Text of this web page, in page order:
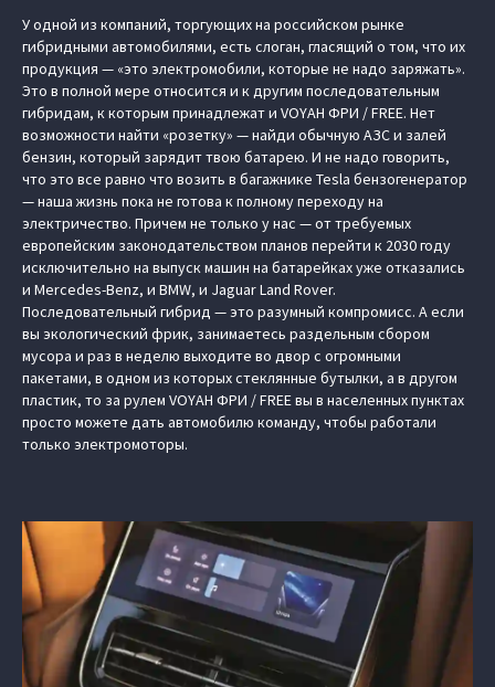
У одной из компаний, торгующих на российском рынке
гибридными автомобилями, есть слоган, гласящий о том, что их
продукция — «это электромобили, которые не надо заряжать».
Это в полной мере относится и к другим последовательным
гибридам, к которым принадлежат и VOYAH ФРИ / FREE. Нет
возможности найти «розетку» — найди обычную АЗС и залей
бензин, который зарядит твою батарею. И не надо говорить,
что это все равно что возить в багажнике Tesla бензогенератор
— наша жизнь пока не готова к полному переходу на
электричество. Причем не только у нас — от требуемых
европейским законодательством планов перейти к 2030 году
исключительно на выпуск машин на батарейках уже отказались
и Mercedes-Benz, и BMW, и Jaguar Land Rover.
Последовательный гибрид — это разумный компромисс. А если
вы экологический фрик, занимаетесь раздельным сбором
мусора и раз в неделю выходите во двор с огромными
пакетами, в одном из которых стеклянные бутылки, а в другом
пластик, то за рулем VOYAH ФРИ / FREEвы в населенных пунктах
просто можете дать автомобилю команду, чтобы работали
только электромоторы.